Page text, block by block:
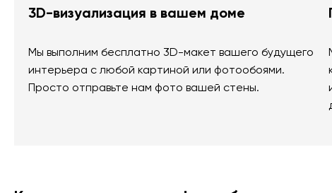
3D-визуализация в вашем доме
Мы выполним бесплатно 3D-макет вашего будущего
интерьера с любой картиной или фотообоями.
Просто отправьте нам фото вашей стены.